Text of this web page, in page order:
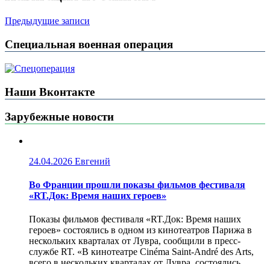
Предыдущие записи
Специальная военная операция
Наши Вконтакте
Зарубежные новости
24.04.2026 Евгений
Во Франции прошли показы фильмов фестиваля
«RT.Док: Время наших героев»
Показы фильмов фестиваля «RT.Док: Время наших
героев» состоялись в одном из кинотеатров Парижа в
нескольких кварталах от Лувра, сообщили в пресс-
службе RT. «В кинотеатре Cinéma Saint-André des Arts,